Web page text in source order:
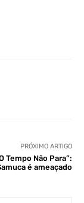
PRÓXIMO ARTIGO
Tempo Não Para”:
é ameaçado